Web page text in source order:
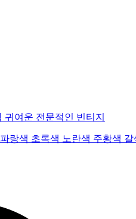
귀여운 전문적인 빈티지
파랑색 초록색 노란색 주황색